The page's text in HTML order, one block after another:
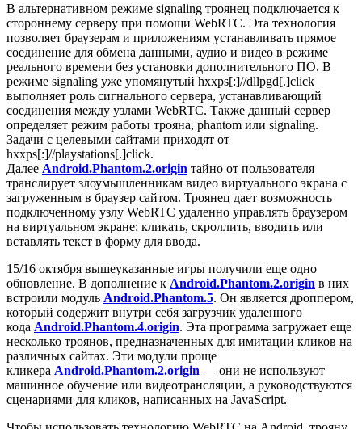
В альтернативном режиме signaling троянец подключается к
стороннему серверу при помощи WebRTC. Эта технология
позволяет браузерам и приложениям устанавливать прямое
соединение для обмена данными, аудио и видео в режиме
реального времени без установки дополнительного ПО. В
режиме signaling уже упомянутый hxxps[:]//dllpgd[.]click
выполняет роль сигнального сервера, устанавливающий
соединения между узлами WebRTC. Также данный сервер
определяет режим работы трояна, phantom или signaling.
Задачи с целевыми сайтами приходят от
hxxps[:]//playstations[.]click.
Далее Android.Phantom.2.origin тайно от пользователя
транслирует злоумышленникам видео виртуального экрана с
загруженным в браузер сайтом. Троянец дает возможность
подключенному узлу WebRTC удаленно управлять браузером
на виртуальном экране: кликать, скроллить, вводить или
вставлять текст в форму для ввода.
15/16 октября вышеуказанные игры получили еще одно
обновление. В дополнение к Android.Phantom.2.origin в них
встроили модуль Android.Phantom.5. Он является дроппером,
который содержит внутри себя загрузчик удаленного
кода Android.Phantom.4.origin. Эта программа загружает еще
несколько троянов, предназначенных для имитации кликов на
различных сайтах. Эти модули проще
кликера Android.Phantom.2.origin — они не используют
машинное обучение или видеотрансляции, а руководствуются
сценариями для кликов, написанных на JavaScript.